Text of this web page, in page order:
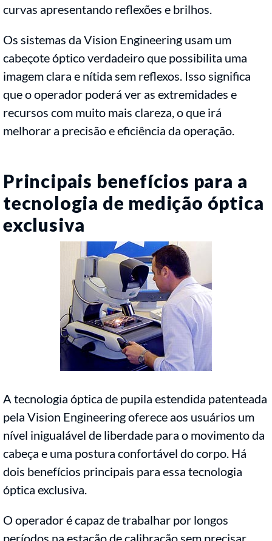
curvas apresentando reflexões e brilhos.
Os sistemas da Vision Engineering usam um
cabeçote óptico verdadeiro que possibilita uma
imagem clara e nítida sem reflexos. Isso significa
que o operador poderá ver as extremidades e
recursos com muito mais clareza, o que irá
melhorar a precisão e eficiência da operação.
Principais benefícios para a
tecnologia de medição óptica
exclusiva
A tecnologia óptica de pupila estendida patenteada
pela Vision Engineering oferece aos usuários um
nível inigualável de liberdade para o movimento da
cabeça e uma postura confortável do corpo. Há
dois benefícios principais para essa tecnologia
óptica exclusiva.
O operador é capaz de trabalhar por longos
períodos na estação de calibração sem precisar